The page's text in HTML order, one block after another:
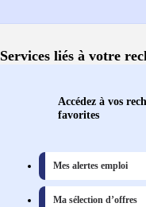
Services liés à votre
Accédez à vos
favorites
Mes alertes emploi
Ma sélection d’offres